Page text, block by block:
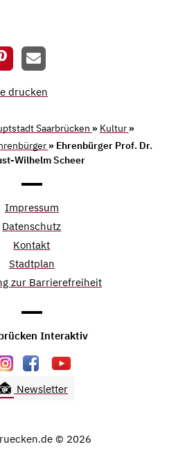
drucken
Saarbrücken » Kultur »
» Ehrenbürger Prof. Dr.
Wilhelm Scheer
Impressum
Datenschutz
Kontakt
Stadtplan
zur Barrierefreiheit
Interaktiv
Newsletter
© 2026